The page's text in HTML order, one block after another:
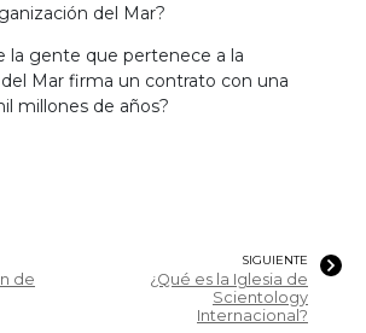
del Mar?
la gente que pertenece a la
Mar firma un contrato con una
millones de años?
de
SIGUIENTE
¿Qué es la Iglesia de
Scientology
Internacional?